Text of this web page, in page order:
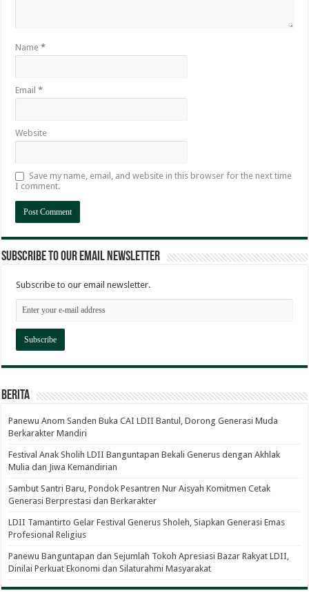
Name*
Email*
Website
Save my name, email, and website in this browser for the next time
I comment.
Subscribe to our email newsletter
Subscribe to our email newsletter.
Berita
Panewu Anom Sanden Buka CAI LDII Bantul, Dorong Generasi Muda
Berkarakter Mandiri
Festival Anak Sholih LDII Banguntapan Bekali Generus dengan Akhlak
Mulia dan Jiwa Kemandirian
Sambut Santri Baru, Pondok Pesantren Nur Aisyah Komitmen Cetak
Generasi Berprestasi dan Berkarakter
LDII Tamantirto Gelar Festival Generus Sholeh, Siapkan Generasi Emas
Profesional Religius
Panewu Banguntapan dan Sejumlah Tokoh Apresiasi Bazar Rakyat LDII,
Dinilai Perkuat Ekonomi dan Silaturahmi Masyarakat